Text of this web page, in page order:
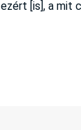
ezért [is], a mit